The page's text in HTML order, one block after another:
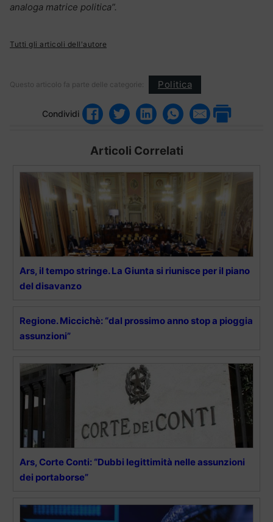
analoga matrice politica”.
Tutti gli articoli dell'autore
Questo articolo fa parte delle categorie: Politica
Condividi
Articoli Correlati
Ars, il tempo stringe. La Giunta si riunisce per il piano
del disavanzo
Regione. Miccichè: “dal prossimo anno stop a pioggia
assunzioni”
Ars, Corte Conti: “Dubbi legittimità nelle assunzioni
dei portaborse”